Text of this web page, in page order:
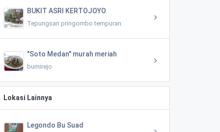
BUKIT ASRI KERTOJOYO
Tepungsari pringombo tempuran
"Soto Medan" murah meriah
bumirejo
Lokasi Lainnya
Legondo Bu Suad